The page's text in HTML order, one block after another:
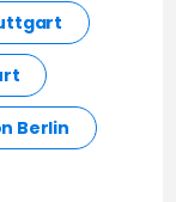
Berlin